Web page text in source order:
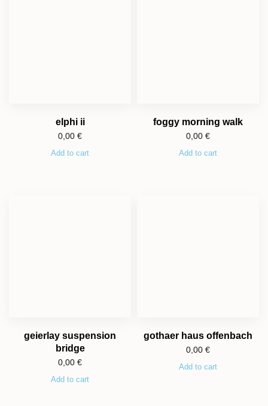
elphi ii
0,00 €
Add to cart
foggy morning walk
0,00 €
Add to cart
geierlay suspension
bridge
0,00 €
Add to cart
gothaer haus offenbach
0,00 €
Add to cart